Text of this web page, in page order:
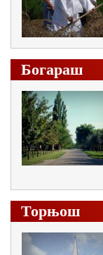
Богараш
Торњош